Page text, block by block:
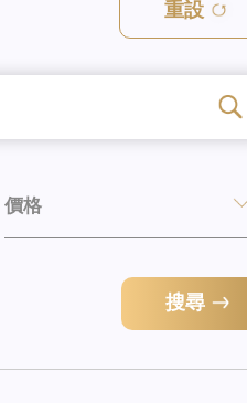
重設
價格
搜尋